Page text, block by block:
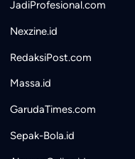
JadiProfesional.com
Nexzine.id
RedaksiPost.com
Massa.id
GarudaTimes.com
Sepak-Bola.id